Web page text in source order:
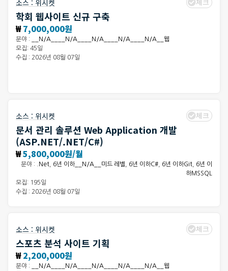
소스 : 위시켓
학회 웹사이트 신규 구축
₩7,000,000원
분야 :
__N/A____N/A____N/A____N/A____N/A__웹
모집: 45일
수집 : 2026년 08월 07일
소스 : 위시켓 체크
문서 관리 솔루션 Web Application 개발
(ASP.NET/.NET/C#)
₩5,800,000원/월
분야 : .Net 6년 이하__N/A__미드 레벨 6년 이하C# 6년 이하Git
6년 이
하MSSQL
모집: 195일
수집 : 2026년 08월 07일
소스 : 위시켓 체크
스포츠 분석 사이트 기획
₩2,200,000원
분야 :
__N/A____N/A____N/A____N/A____N/A__웹